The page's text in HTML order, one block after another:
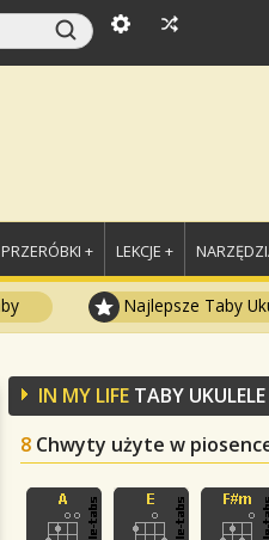
PRZERÓBKI + LEKCJE +
Najlepsze Taby
IN MY LIFE TABY
8 Chwyty użyte w